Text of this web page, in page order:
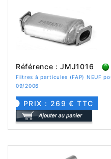
Référence : JMJ1016
Filtres à particules (FAP) NEUF
09/2006
PRIX : 269 € TTC